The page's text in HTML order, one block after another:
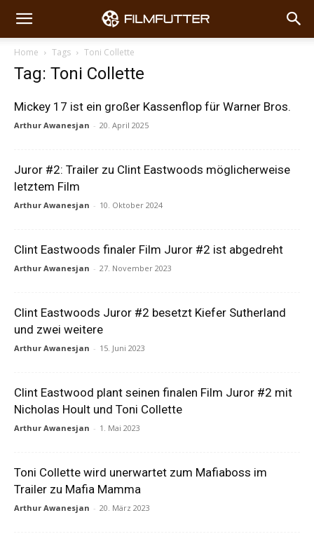
Home Tags Toni Collette
Tag: Toni Collette
Mickey 17 ist ein großer Kassenflop für Warner Bros.
Arthur Awanesjan - 20. April 2025
Juror #2: Trailer zu Clint Eastwoods möglicherweise
letztem Film
Arthur Awanesjan - 10. Oktober 2024
Clint Eastwoods finaler Film Juror #2 ist abgedreht
Arthur Awanesjan - 27. November 2023
Clint Eastwoods Juror #2 besetzt Kiefer Sutherland
und zwei weitere
Arthur Awanesjan - 15. Juni 2023
Clint Eastwood plant seinen finalen Film Juror #2 mit
Nicholas Hoult und Toni Collette
Arthur Awanesjan - 1. Mai 2023
Toni Collette wird unerwartet zum Mafiaboss im
Trailer zu Mafia Mamma
Arthur Awanesjan - 20. März 2023